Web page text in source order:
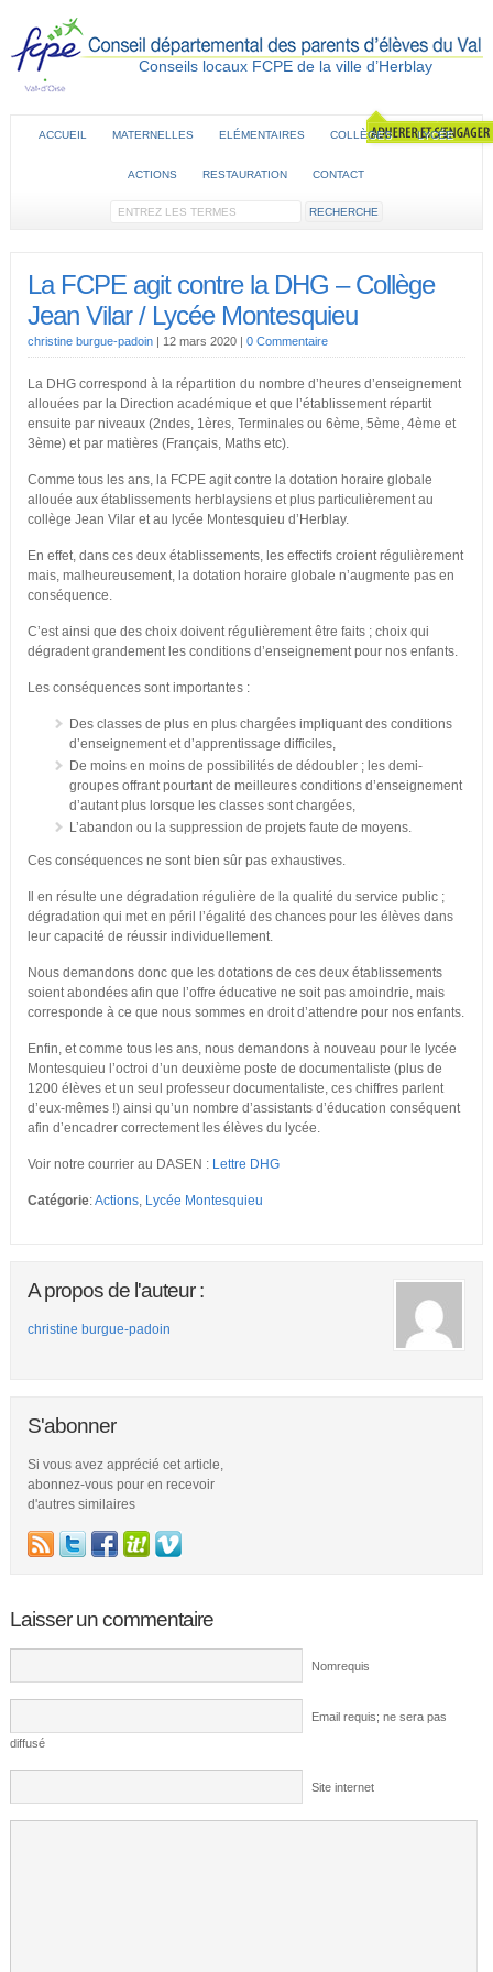
Conseils locaux FCPE de la ville d’Herblay
ACCUEIL MATERNELLES ELÉMENTAIRES COLLÈGES LYCÉE
ACTIONS RESTAURATION CONTACT
La FCPE agit contre la DHG – Collège
Jean Vilar / Lycée Montesquieu
christine burgue-padoin| 12 mars 2020 | 0 Commentaire
La DHG correspond à la répartition du nombre d’heures d’enseignement
allouées par la Direction académique et que l’établissement répartit
ensuite par niveaux (2ndes, 1ères, Terminales ou 6ème, 5ème, 4ème et
3ème) et par matières (Français, Maths etc).
Comme tous les ans, la FCPE agit contre la dotation horaire globale
allouée aux établissements herblaysiens et plus particulièrement au
collège Jean Vilar et au lycée Montesquieu d’Herblay.
En effet, dans ces deux établissements, les effectifs croient régulièrement
mais, malheureusement, la dotation horaire globale n’augmente pas en
conséquence.
C’est ainsi que des choix doivent régulièrement être faits ; choix qui
dégradent grandement les conditions d’enseignement pour nos enfants.
Les conséquences sont importantes :
Des classes de plus en plus chargées impliquant des conditions
d’enseignement et d’apprentissage difficiles,
De moins en moins de possibilités de dédoubler ; les demi-
groupes offrant pourtant de meilleures conditions d’enseignement
d’autant plus lorsque les classes sont chargées,
L’abandon ou la suppression de projets faute de moyens.
Ces conséquences ne sont bien sûr pas exhaustives.
Il en résulte une dégradation régulière de la qualité du service public ;
dégradation qui met en péril l’égalité des chances pour les élèves dans
leur capacité de réussir individuellement.
Nous demandons donc que les dotations de ces deux établissements
soient abondées afin que l’offre éducative ne soit pas amoindrie, mais
corresponde à ce que nous sommes en droit d’attendre pour nos enfants.
Enfin, et comme tous les ans, nous demandons à nouveau pour le lycée
Montesquieu l’octroi d’un deuxième poste de documentaliste (plus de
1200 élèves et un seul professeur documentaliste, ces chiffres parlent
d’eux-mêmes !) ainsi qu’un nombre d’assistants d’éducation conséquent
afin d’encadrer correctement les élèves du lycée.
Voir notre courrier au DASEN : Lettre DHG
Catégorie:Actions, Lycée Montesquieu
A propos de l'auteur :
christine burgue-padoin
S'abonner
Si vous avez apprécié cet article,
abonnez-vous pour en recevoir
d'autres similaires
Laisser un commentaire
Nomrequis
Email requis; ne sera pas
diffusé
Site internet